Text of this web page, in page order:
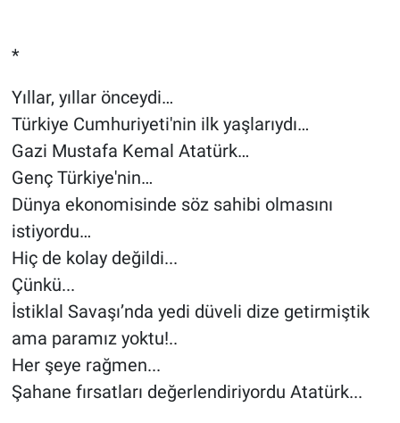
*
Yıllar, yıllar önceydi…
Türkiye Cumhuriyeti'nin ilk yaşlarıydı…
Gazi Mustafa Kemal Atatürk…
Genç Türkiye'nin…
Dünya ekonomisinde söz sahibi olmasını
istiyordu…
Hiç de kolay değildi...
Çünkü...
İstiklal Savaşı’nda yedi düveli dize getirmiştik
ama paramız yoktu!..
Her şeye rağmen...
Şahane fırsatları değerlendiriyordu Atatürk...